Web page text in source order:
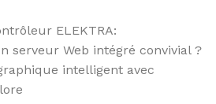
ELEKTRA:
serveur Web intégré convivial ?
intelligent avec